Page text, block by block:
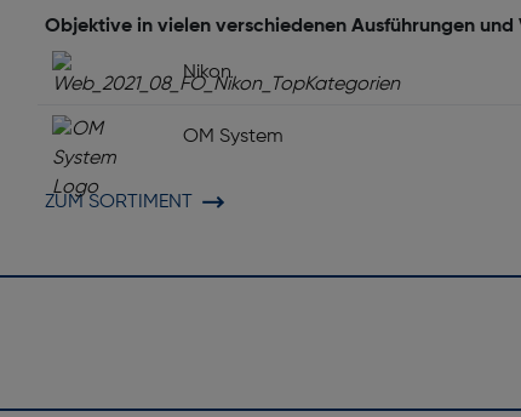
Objektive in vielen verschiedenen Ausführungen und
Nikon
OM System
ZUM SORTIMENT